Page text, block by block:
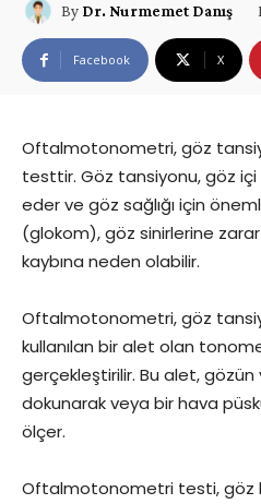
By Dr. Nurmemet Danış
Facebook X
Oftalmotonometri, göz
testtir. Göz tansiyonu, göz içi
eder ve göz sağlığı için
(glokom), göz sinirlerine zarar
kaybına neden olabilir.
Oftalmotonometri, göz
kullanılan bir alet olan
gerçekleştirilir. Bu alet,
dokunarak veya bir hava
ölçer.
Oftalmotonometri testi, göz